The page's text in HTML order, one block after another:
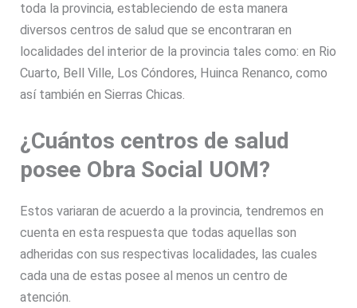
toda la provincia, estableciendo de esta manera
diversos centros de salud que se encontraran en
localidades del interior de la provincia tales como: en Rio
Cuarto, Bell Ville, Los Cóndores, Huinca Renanco, como
así también en Sierras Chicas.
¿Cuántos centros de salud
posee Obra Social UOM?
Estos variaran de acuerdo a la provincia, tendremos en
cuenta en esta respuesta que todas aquellas son
adheridas con sus respectivas localidades, las cuales
cada una de estas posee al menos un centro de
atención.